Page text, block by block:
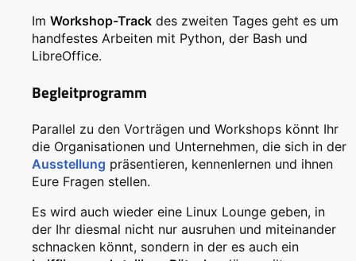
Im Workshop-Track des zweiten Tages geht es um
handfestes Arbeiten mit Python, der Bash und
LibreOffice.
Begleitprogramm
Parallel zu den Vorträgen und Workshops könnt Ihr
die Organisationen und Unternehmen, die sich in der
Ausstellung präsentieren, kennenlernen und ihnen
Eure Fragen stellen.
Es wird auch wieder eine Linux Lounge geben, in
der Ihr diesmal nicht nur ausruhen und miteinander
schnacken könnt, sondern in der es auch ein